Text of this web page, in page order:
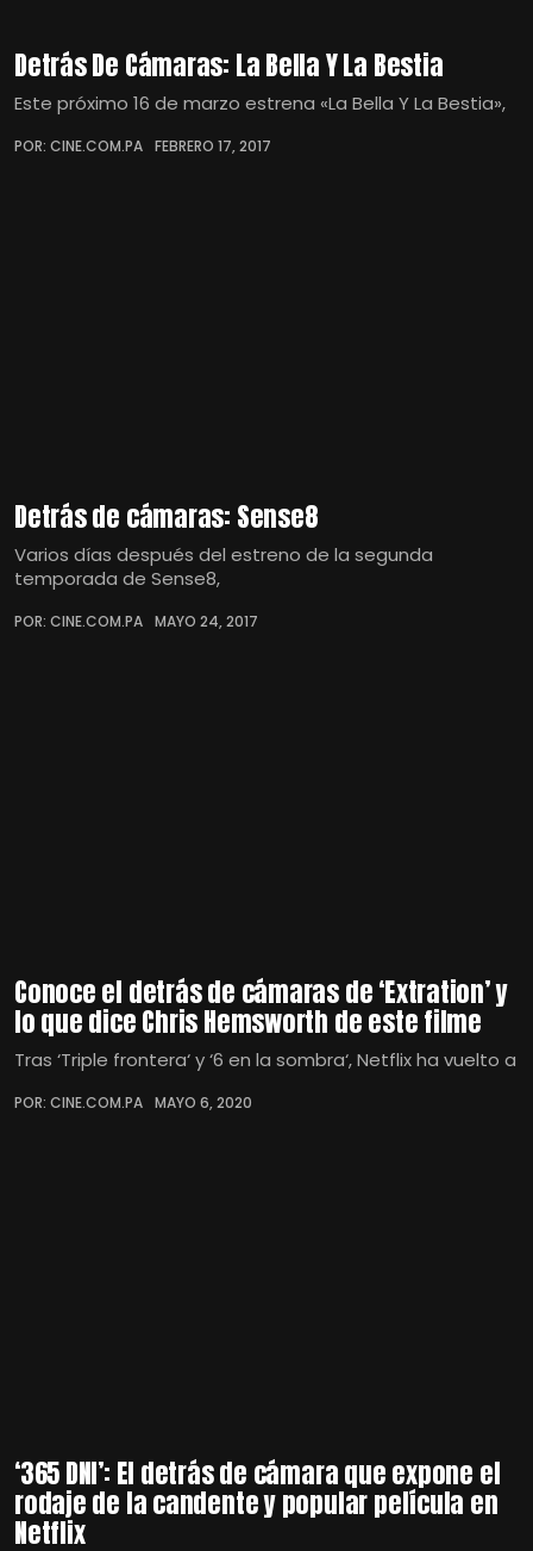
Detrás De Cámaras: La Bella Y La Bestia
Este próximo 16 de marzo estrena «La Bella Y La Bestia»,
POR: CINE.COM.PA FEBRERO 17, 2017
Detrás de cámaras: Sense8
Varios días después del estreno de la segunda
temporada de Sense8,
POR: CINE.COM.PA MAYO 24, 2017
Conoce el detrás de cámaras de ‘Extration’ y
lo que dice Chris Hemsworth de este filme
Tras ‘Triple frontera‘ y ‘6 en la sombra‘, Netflix ha vuelto a
POR: CINE.COM.PA MAYO 6, 2020
‘365 DNI’: El detrás de cámara que expone el
rodaje de la candente y popular película en
Netflix